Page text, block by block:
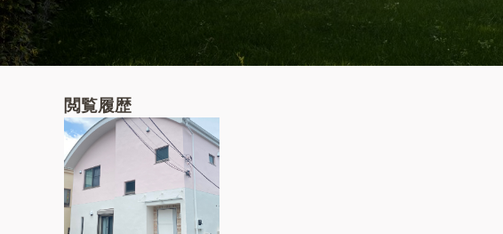
閲覧履歴